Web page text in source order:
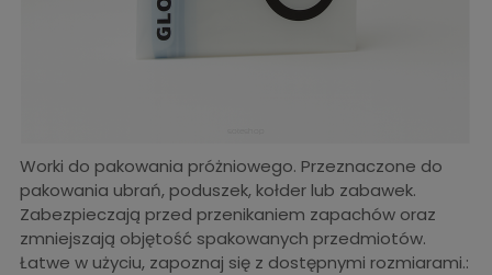
Worki do pakowania próżniowego. Przeznaczone do
pakowania ubrań, poduszek, kołder lub zabawek.
Zabezpieczają przed przenikaniem zapachów oraz
zmniejszają objętość spakowanych przedmiotów.
Łatwe w użyciu, zapoznaj się z dostępnymi rozmiarami.: